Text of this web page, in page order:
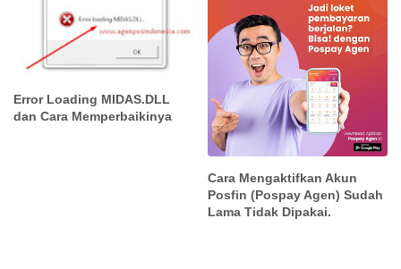
Error Loading MIDAS.DLL
dan Cara Memperbaikinya
Cara Mengaktifkan Akun
Posfin (Pospay Agen) Sudah
Lama Tidak Dipakai.